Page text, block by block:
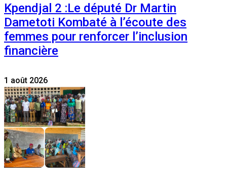
Kpendjal 2 :Le député Dr Martin
Dametoti Kombaté à l’écoute des
femmes pour renforcer l’inclusion
financière
1 août 2026